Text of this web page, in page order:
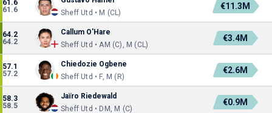
61.6
61.6
Sheff Utd • M (CL)
€11.3M
64.2
64.2
Callum O'Hare
Sheff Utd • AM (C), M (CL)
€3.4M
57.1
57.2
Chiedozie Ogbene
Sheff Utd • F, M (R)
€2.6M
58.3
58.5
Jaïro Riedewald
Sheff Utd • DM, M (C)
€0.9M